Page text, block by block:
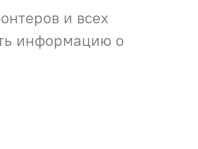
и всех
информацию о